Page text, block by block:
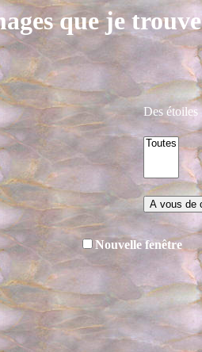
que je
Des étoiles
Nouvelle fenêtre